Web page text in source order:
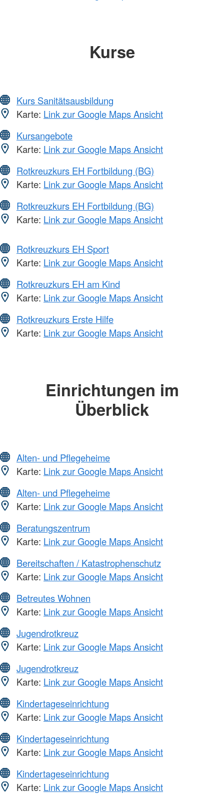
Kurse
Kurs Sanitätsausbildung
Karte: Link zur Google Maps Ansicht
Kursangebote
Karte: Link zur Google Maps Ansicht
Rotkreuzkurs EH Fortbildung (BG)
Karte: Link zur Google Maps Ansicht
Rotkreuzkurs EH Fortbildung (BG)
Karte: Link zur Google Maps Ansicht
Rotkreuzkurs EH Sport
Karte: Link zur Google Maps Ansicht
Rotkreuzkurs EH am Kind
Karte: Link zur Google Maps Ansicht
Rotkreuzkurs Erste Hilfe
Karte: Link zur Google Maps Ansicht
Einrichtungen im
Überblick
Alten- und Pflegeheime
Karte: Link zur Google Maps Ansicht
Alten- und Pflegeheime
Karte: Link zur Google Maps Ansicht
Beratungszentrum
Karte: Link zur Google Maps Ansicht
Bereitschaften / Katastrophenschutz
Karte: Link zur Google Maps Ansicht
Betreutes Wohnen
Karte: Link zur Google Maps Ansicht
Jugendrotkreuz
Karte: Link zur Google Maps Ansicht
Jugendrotkreuz
Karte: Link zur Google Maps Ansicht
Kindertageseinrichtung
Karte: Link zur Google Maps Ansicht
Kindertageseinrichtung
Karte: Link zur Google Maps Ansicht
Kindertageseinrichtung
Karte: Link zur Google Maps Ansicht